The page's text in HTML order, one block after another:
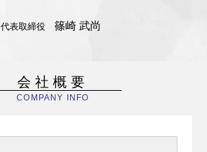
代表取締役 篠崎 武尚
会社概要
COMPANY INFO